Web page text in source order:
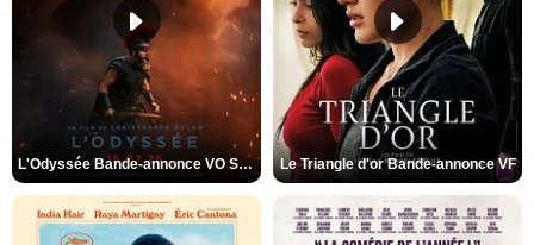
L'Odyssée Bande-annonce VO STFR Le Triangle d'or Bande-annonce VF